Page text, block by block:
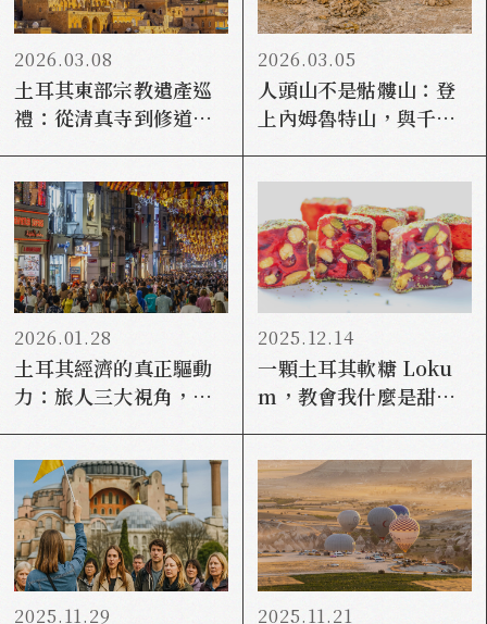
2026.03.08
土耳其東部宗教遺產巡
禮：從清真寺到修道
2026.03.05
人頭山不是骷髏山：登
上內姆魯特山，與千年
2026.01.28
土耳其經濟的真正驅動
力：旅人三大視角，深
2025.12.14
一顆土耳其軟糖 Loku
m，教會我什麼是甜味
2025.11.29 2025.11.21